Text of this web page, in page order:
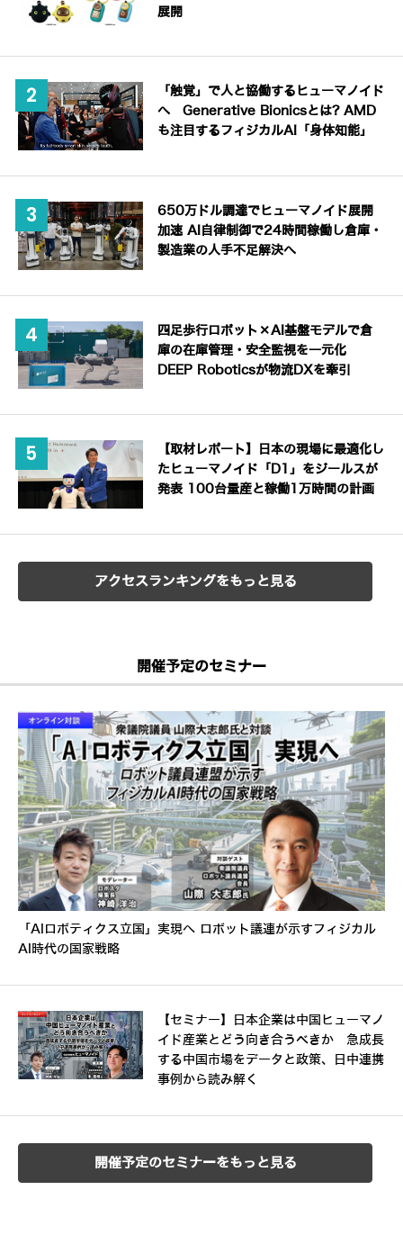
展開
「触覚」で人と協働するヒューマノイド
へ Generative Bionicsとは? AMD
も注目するフィジカルAI「身体知能」
650万ドル調達でヒューマノイド展開
加速 AI自律制御で24時間稼働し倉庫・
製造業の人手不足解決へ
四足歩行ロボット×AI基盤モデルで倉
庫の在庫管理・安全監視を一元化
DEEP Roboticsが物流DXを牽引
【取材レポート】日本の現場に最適化し
たヒューマノイド「D1」をジールスが
発表 100台量産と稼働1万時間の計画
アクセスランキングをもっと見る
開催予定のセミナー
「AIロボティクス立国」実現へ ロボット議連が示すフィジカル
AI時代の国家戦略
【セミナー】日本企業は中国ヒューマノ
イド産業とどう向き合うべきか 急成長
する中国市場をデータと政策、日中連携
事例から読み解く
開催予定のセミナーをもっと見る